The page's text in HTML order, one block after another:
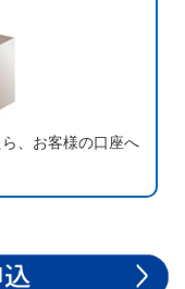
、お客様の口座へ